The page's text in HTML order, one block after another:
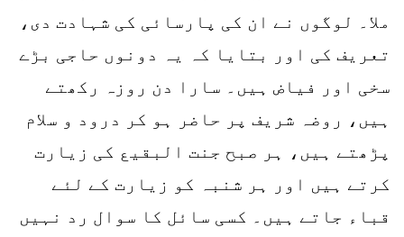
ملا۔ لوگوں نے ان کی پارسائی کی شہادت دی،
تعریف کی اور بتایا کہ یہ دونوں حاجی بڑے
سخی اور فیاض ہیں۔ سارا دن روزہ رکھتے
ہیں، روضہ شریف پر حاضر ہو کر درود و سلام
پڑھتے ہیں، ہر صبح جنت البقیع کی زیارت
کرتے ہیں اور ہر شنبہ کو زیارت کے لئے
قباء جاتے ہیں۔ کسی سائل کا سوال رد نہیں